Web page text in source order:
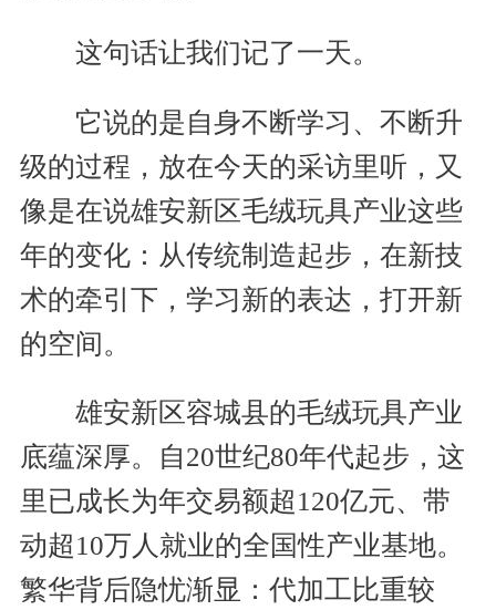
这句话让我们记了一天。
它说的是自身不断学习、不断升
级的过程，放在今天的采访里听，又
像是在说雄安新区毛绒玩具产业这些
年的变化：从传统制造起步，在新技
术的牵引下，学习新的表达，打开新
的空间。
雄安新区容城县的毛绒玩具产业
底蕴深厚。自20世纪80年代起步，这
里已成长为年交易额超120亿元、带
动超10万人就业的全国性产业基地。
繁华背后隐忧渐显：代加工比重较